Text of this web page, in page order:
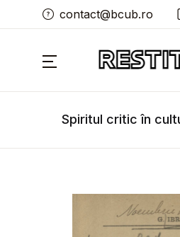
contact@bcub.ro
Spiritul critic în